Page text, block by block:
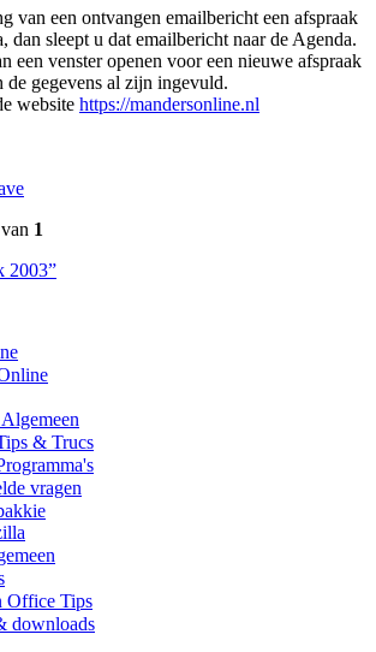
van een ontvangen emailbericht een afspraak
dan sleept u dat emailbericht naar de Agenda.
een venster openen voor een nieuwe afspraak
de gegevens al zijn ingevuld.
website https://mandersonline.nl
van 1
2003”
& Trucs
vragen
Tips
downloads